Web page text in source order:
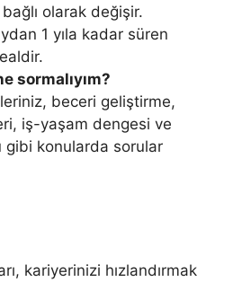
olarak değişir.
1 yıla kadar süren
sormalıyım?
beceri geliştirme,
iş-yaşam dengesi ve
gibi konularda sorular
kariyerinizi hızlandırmak